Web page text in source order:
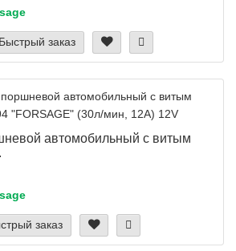
Быстрый заказ
автомобильный с витым
заказ